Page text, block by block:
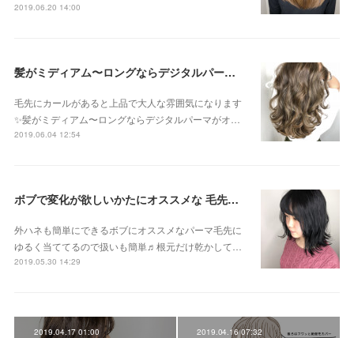
2019.06.20 14:00
髪がミディアム〜ロングならデジタルパーマがオススメです！！
毛先にカールがあると上品で大人な雰囲気になります
✨髪がミディアム〜ロングならデジタルパーマがオ…
2019.06.04 12:54
ボブで変化が欲しいかたにオススメな 毛先パーマ
外ハネも簡単にできるボブにオススメなパーマ毛先に
ゆるく当ててるので扱いも簡単♬根元だけ乾かして…
2019.05.30 14:29
2019.04.17 01:00 2019.04.16 07:32